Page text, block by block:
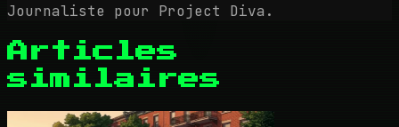
Journaliste pour Project Diva.
Articles
similaires